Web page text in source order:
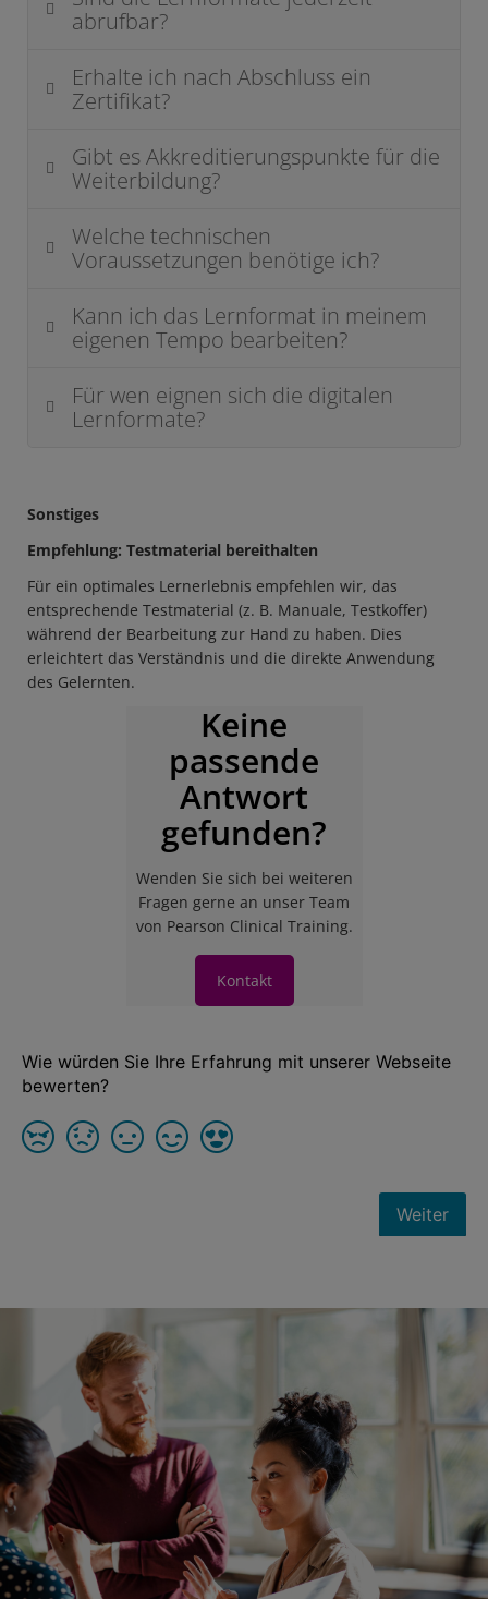
abrufbar?
Erhalte ich nach Abschluss ein
Zertifikat?
Gibt es Akkreditierungspunkte für die
Weiterbildung?
Welche technischen
Voraussetzungen benötige ich?
Kann ich das Lernformat in meinem
eigenen Tempo bearbeiten?
Für wen eignen sich die digitalen
Lernformate?
Sonstiges
Empfehlung: Testmaterial bereithalten
Für ein optimales Lernerlebnis empfehlen wir, das
entsprechende Testmaterial (z. B. Manuale, Testkoffer)
während der Bearbeitung zur Hand zu haben. Dies
erleichtert das Verständnis und die direkte Anwendung
des Gelernten.
Keine
passende
Antwort
gefunden?
Wenden Sie sich bei weiteren
Fragen gerne an unser Team
von Pearson Clinical Training.
Kontakt